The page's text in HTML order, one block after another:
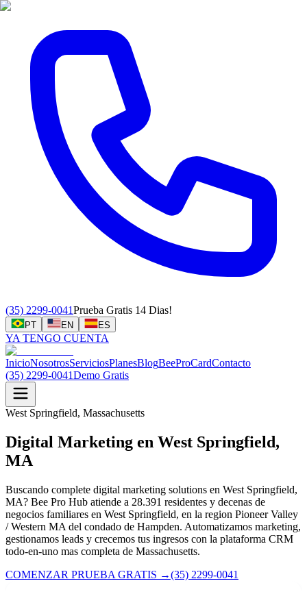
(35) 2299-0041Prueba Gratis 14 Dias!
PT EN ES
YA TENGO CUENTA
InicioNosotrosServiciosPlanesBlogBeeProCardContacto
(35) 2299-0041Demo Gratis
West Springfield, Massachusetts
Digital Marketing en West Springfield,
MA
Buscando complete digital marketing solutions en West Springfield,
MA? Bee Pro Hub atiende a 28.391 residentes y decenas de
negocios familiares en West Springfield, en la region Pioneer Valley
/ Western MA del condado de Hampden. Automatizamos marketing,
gestionamos leads y crecemos tus ingresos con la plataforma CRM
todo-en-uno mas completa de Massachusetts.
COMENZAR PRUEBA GRATIS →(35) 2299-0041